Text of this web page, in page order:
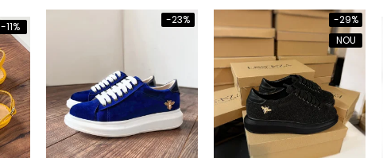
-11% -23%
-29%
NOU